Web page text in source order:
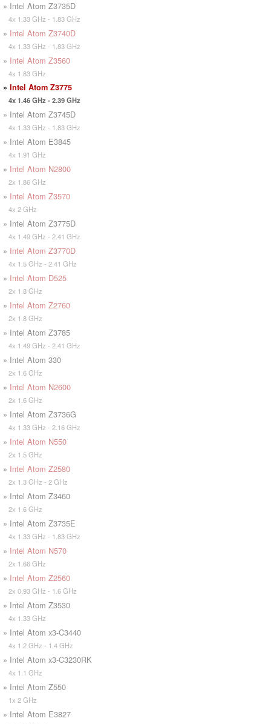
» Intel Atom Z3735D
4x 1.33 GHz - 1.83 GHz
» Intel Atom Z3740D
4x 1.33 GHz - 1.83 GHz
» Intel Atom Z3560
4x 1.83 GHz
» Intel Atom Z3775
4x 1.46 GHz - 2.39 GHz
» Intel Atom Z3745D
4x 1.33 GHz - 1.83 GHz
» Intel Atom E3845
4x 1.91 GHz
» Intel Atom N2800
2x 1.86 GHz
» Intel Atom Z3570
4x 2 GHz
» Intel Atom Z3775D
4x 1.49 GHz - 2.41 GHz
» Intel Atom Z3770D
4x 1.5 GHz - 2.41 GHz
» Intel Atom D525
2x 1.8 GHz
» Intel Atom Z2760
2x 1.8 GHz
» Intel Atom Z3785
4x 1.49 GHz - 2.41 GHz
» Intel Atom 330
2x 1.6 GHz
» Intel Atom N2600
2x 1.6 GHz
» Intel Atom Z3736G
4x 1.33 GHz - 2.16 GHz
» Intel Atom N550
2x 1.5 GHz
» Intel Atom Z2580
2x 1.3 GHz - 2 GHz
» Intel Atom Z3460
2x 1.6 GHz
» Intel Atom Z3735E
4x 1.33 GHz - 1.83 GHz
» Intel Atom N570
2x 1.66 GHz
» Intel Atom Z2560
2x 0.93 GHz - 1.6 GHz
» Intel Atom Z3530
4x 1.33 GHz
» Intel Atom x3-C3440
4x 1.2 GHz - 1.4 GHz
» Intel Atom x3-C3230RK
4x 1.1 GHz
» Intel Atom Z550
1x 2 GHz
» Intel Atom E3827